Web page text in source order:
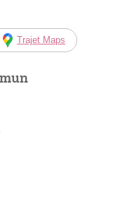
Trajet Maps